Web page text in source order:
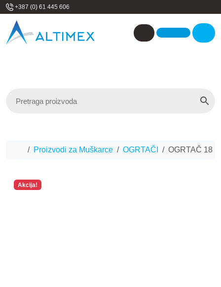
Skip to content
+387 (0) 61 445 606
Account
Home
Proizvodi za Muškarce OGRTAČI OGRTAČ 18
Akcija!